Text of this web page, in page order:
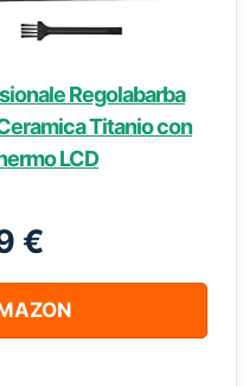
Regolabarba
Titanio con
LCD
€